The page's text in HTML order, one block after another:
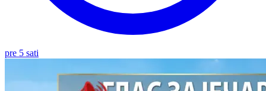
pre 5 sati